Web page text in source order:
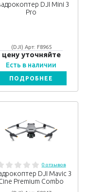
DJI Mini 3
Pro
(DJI) Арт: F8965
цену уточняйте
Есть в наличии
ПОДРОБНЕЕ
0 отзывов
DJI Mavic 3
Premium Combo